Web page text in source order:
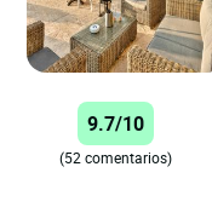
9.7/10
(52 comentarios)